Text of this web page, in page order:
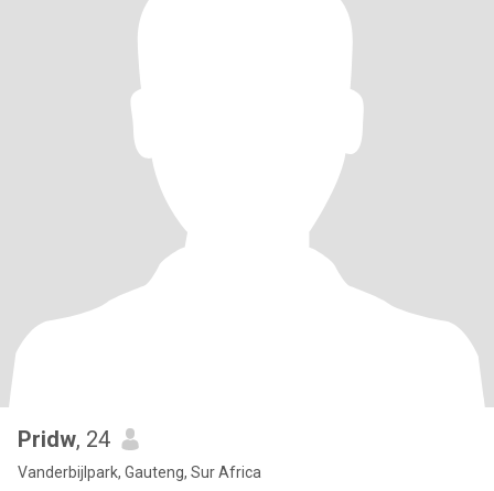
Pridw, 24
Vanderbijlpark, Gauteng, Sur Africa